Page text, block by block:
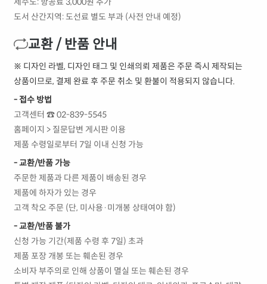
도서 산간지역: 도선료 별도 부과 (사전 안내 예정)
교환 / 반품 안내
※ 디자인 라벨, 디자인 태그 및 인쇄의뢰 제품은 주문 즉시 제작되는
상품이므로, 결제 완료 후 주문 취소 및 환불이 적용되지 않습니다.
- 접수 방법
고객센터 ☎ 02-839-5545
홈페이지 > 질문답변 게시판 이용
제품 수령일로부터 7일 이내 신청 가능
- 교환/반품 가능
주문한 제품과 다른 제품이 배송된 경우
제품에 하자가 있는 경우
고객 착오 주문 (단, 미사용·미개봉 상태여야 함)
- 교환/반품 불가
신청 가능 기간(제품 수령 후 7일) 초과
제품 포장 개봉 또는 훼손된 경우
소비자 부주의로 인해 상품이 멸실 또는 훼손된 경우